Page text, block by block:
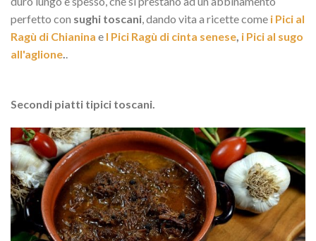
perfetto con sughi toscani, dando vita a ricette come i Pici al
Ragù di Chianina e I Pici Ragù di cinta senese, i Pici al sugo
all'aglione..
Secondi piatti tipici toscani.